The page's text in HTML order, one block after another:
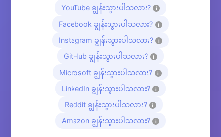
YouTube ချွန်းသွားပါသလား? i
Facebook ချွန်းသွားပါသလား? i
Instagram ချွန်းသွားပါသလား? i
GitHub ချွန်းသွားပါသလား? i
Microsoft ချွန်းသွားပါသလား? i
LinkedIn ချွန်းသွားပါသလား? i
Reddit ချွန်းသွားပါသလား? i
Amazon ချွန်းသွားပါသလား? i